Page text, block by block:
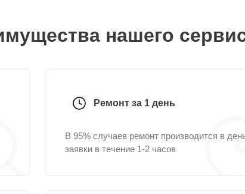
нашего
Ремонт за 1 день
В 95% случаев ремонт производится в
заявки в течение 1-2 часов